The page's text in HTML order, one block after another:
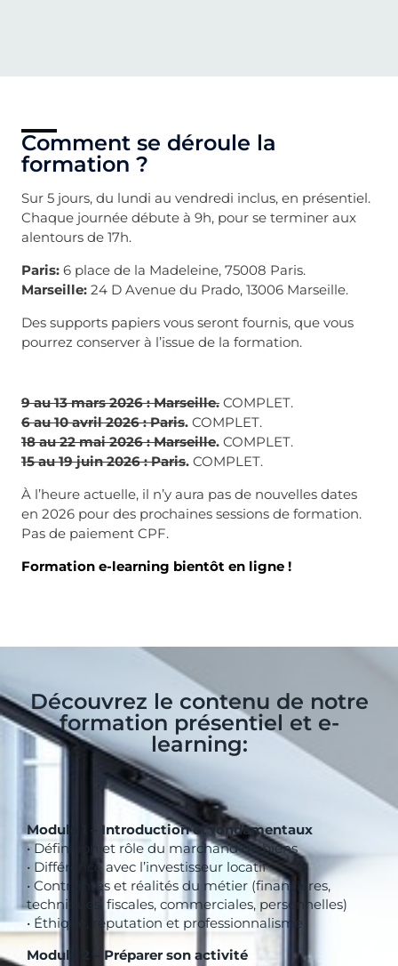
Comment se déroule la
formation ?
Sur 5 jours, du lundi au vendredi inclus, en présentiel.
Chaque journée débute à 9h, pour se terminer aux
alentours de 17h.
Paris: 6 place de la Madeleine, 75008 Paris.
Marseille: 24 D Avenue du Prado, 13006 Marseille.
Des supports papiers vous seront fournis, que vous
pourrez conserver à l’issue de la formation.
9 au 13 mars 2026 : Marseille. COMPLET.
6 au 10 avril 2026 : Paris. COMPLET.
18 au 22 mai 2026 : Marseille. COMPLET.
15 au 19 juin 2026 : Paris. COMPLET.
À l’heure actuelle, il n’y aura pas de nouvelles dates
en 2026 pour des prochaines sessions de formation.
Pas de paiement CPF.
Formation e-learning bientôt en ligne !
Découvrez le contenu de notre
formation présentiel et e-
learning:
Module 1 – Introduction et fondamentaux
• Définition et rôle du marchand de biens
• Différence avec l’investisseur locatif
• Contraintes et réalités du métier (financières,
techniques, fiscales, commerciales, personnelles)
• Éthique, réputation et professionnalisme
Module 2 – Préparer son activité